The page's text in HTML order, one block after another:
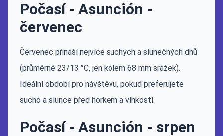
Počasí - Asunción -
červenec
Červenec přináší nejvíce suchých a slunečných dnů
(průměrné 23/13 °C, jen kolem 68 mm srážek).
Ideální období pro návštěvu, pokud preferujete
sucho a slunce před horkem a vlhkostí.
Počasí - Asunción - srpen